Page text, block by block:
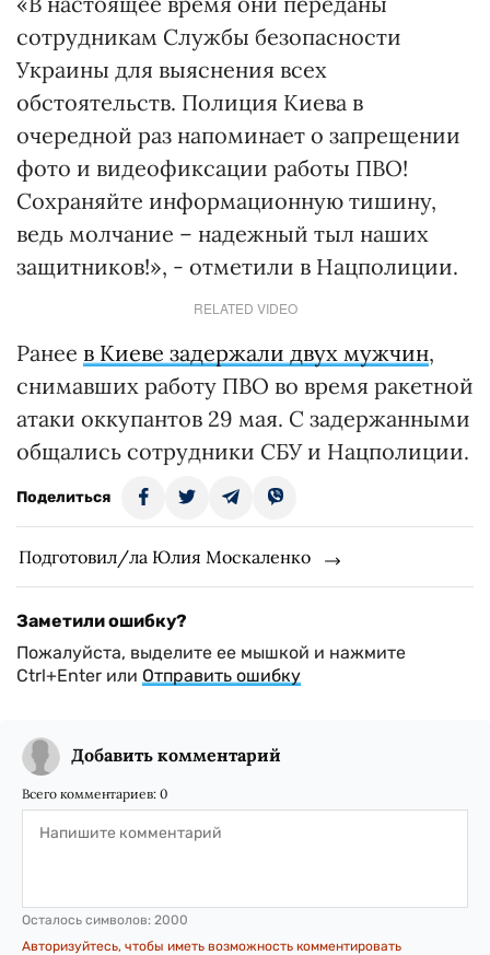
сотрудникам Службы безопасности
Украины для выяснения всех
обстоятельств. Полиция Киева в
очередной раз напоминает о запрещении
фото и видеофиксации работы ПВО!
Сохраняйте информационную тишину,
ведь молчание – надежный тыл наших
защитников!», - отметили в Нацполиции.
RELATED VIDEO
Ранее в Киеве задержали двух мужчин,
снимавших работу ПВО во время ракетной
атаки оккупантов 29 мая. С задержанными
общались сотрудники СБУ и Нацполиции.
Поделиться
Подготовил/ла Юлия Москаленко
Заметили ошибку?
Пожалуйста, выделите ее мышкой и нажмите
Ctrl+Enter или Отправить ошибку
Добавить комментарий
Всего комментариев: 0
Осталось символов: 2000
Авторизуйтесь, чтобы иметь возможность комментировать